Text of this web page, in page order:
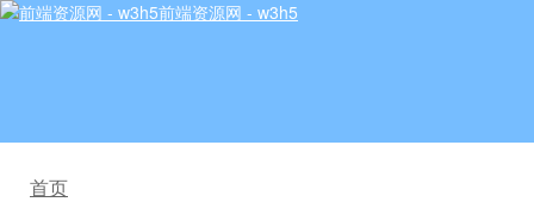
前端资源网 - w3h5
首页